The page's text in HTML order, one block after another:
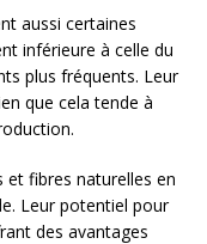
aussi certaines
inférieure à celle du
plus fréquents. Leur
que cela tende à
et fibres naturelles en
Leur potentiel pour
des avantages